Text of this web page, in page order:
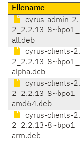
Filename
cyrus-admin-2.
2_2.2.13-8~bpo1_
all.deb
cyrus-clients-2.
2_2.2.13-8~bpo1_
alpha.deb
cyrus-clients-2.
2_2.2.13-8~bpo1_
amd64.deb
cyrus-clients-2.
2_2.2.13-8~bpo1_
arm.deb